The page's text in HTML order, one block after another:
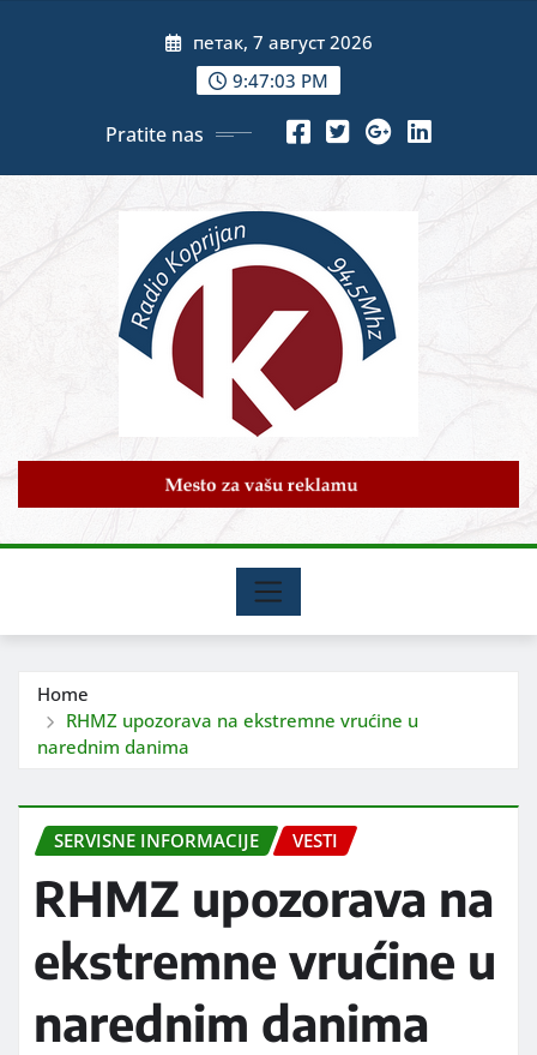
петак, 7 август 2026
9:47:05 PM
Pratite nas
Home
RHMZ upozorava na ekstremne vrućine u
narednim danima
SERVISNE INFORMACIJE VESTI
RHMZ upozorava na
ekstremne vrućine u
narednim danima